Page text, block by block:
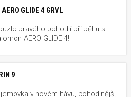
GLIDE 4 GRVL
pravého pohodlí při běhu s
AERO GLIDE 4!
9
v novém hávu, pohodlnější,